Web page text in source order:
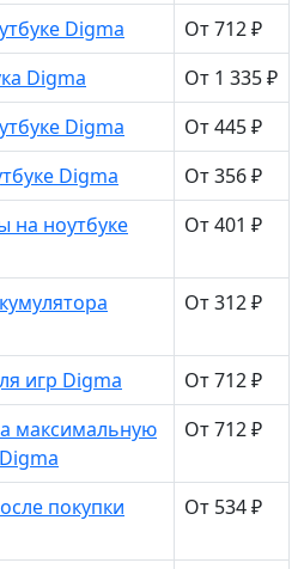
Digma
От 712 ₽
Digma
От 1 335 ₽
Digma
От 445 ₽
Digma
От 356 ₽
на ноутбуке
От 401 ₽
От 312 ₽
игр Digma
От 712 ₽
максимальную
От 712 ₽
покупки
От 534 ₽